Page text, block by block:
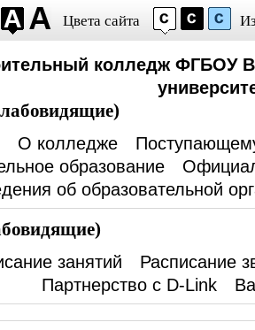
Цвета сайта
колледж ФГБОУ
О колледже
образование
об образовательной
занятий
Расписание
Партнерство с D-Link